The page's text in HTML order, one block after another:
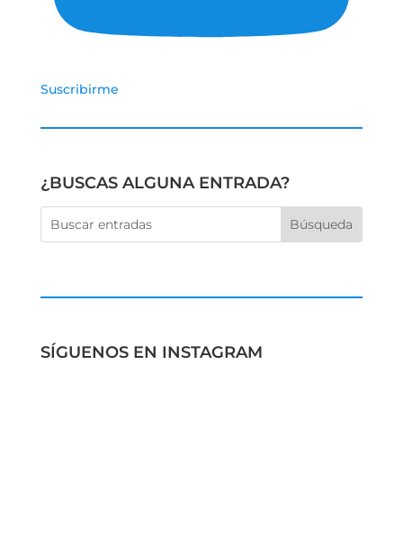
Suscribirme
¿BUSCAS ALGUNA ENTRADA?
SÍGUENOS EN INSTAGRAM